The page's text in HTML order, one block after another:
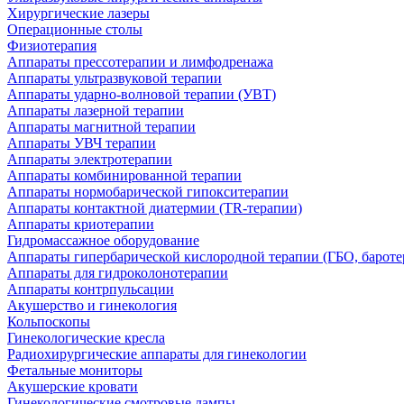
Хирургические лазеры
Операционные столы
Физиотерапия
Аппараты прессотерапии и лимфодренажа
Аппараты ультразвуковой терапии
Аппараты ударно-волновой терапии (УВТ)
Аппараты лазерной терапии
Аппараты магнитной терапии
Аппараты УВЧ терапии
Аппараты электротерапии
Аппараты комбинированной терапии
Аппараты нормобарической гипокситерапии
Аппараты контактной диатермии (TR-терапии)
Аппараты криотерапии
Гидромассажное оборудование
Аппараты гипербарической кислородной терапии (ГБО,
Аппараты для гидроколонотерапии
Аппараты контрпульсации
Акушерство и гинекология
Кольпоскопы
Гинекологические кресла
Радиохирургические аппараты для гинекологии
Фетальные мониторы
Акушерские кровати